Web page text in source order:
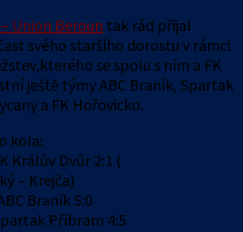
Union Beroun tak rád přijal
svého staršího dorostu v rámci
se spolu s ním a FK
ještě týmy ABC Braník, Spartak
a FK Hořovicko.
kola:
Králův Dvůr 2:1 (
– Krejča)
Braník 5:0
Příbram 4:5